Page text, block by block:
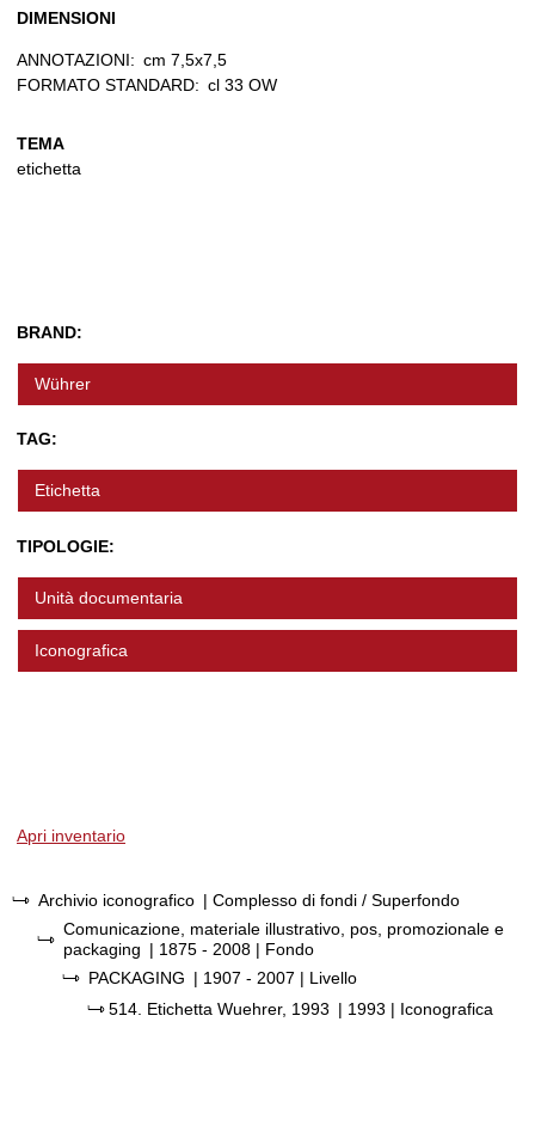
DIMENSIONI
ANNOTAZIONI: cm 7,5x7,5
FORMATO STANDARD: cl 33 OW
TEMA
etichetta
BRAND:
Wührer
TAG:
Etichetta
TIPOLOGIE:
Unità documentaria
Iconografica
Apri inventario
Archivio iconografico | Complesso di fondi / Superfondo
Comunicazione, materiale illustrativo, pos, promozionale e
packaging | 1875 - 2008 | Fondo
PACKAGING | 1907 - 2007 | Livello
514. Etichetta Wuehrer, 1993 | 1993 | Iconografica